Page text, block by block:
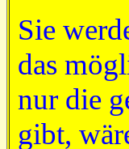
Sie
das
nur die
gibt,